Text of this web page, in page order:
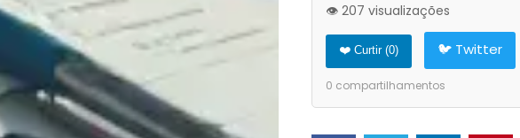
Pets
Receitas
Saúde
👁️ 207 visualizações
❤️ Curtir (0) 🐦 Twitter
0 compartilhamentos